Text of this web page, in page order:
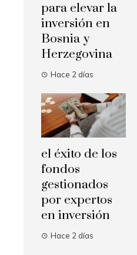
para elevar la
inversión en
Bosnia y
Herzegovina
Hace 2 días
el éxito de los
fondos
gestionados
por expertos
en inversión
Hace 2 días